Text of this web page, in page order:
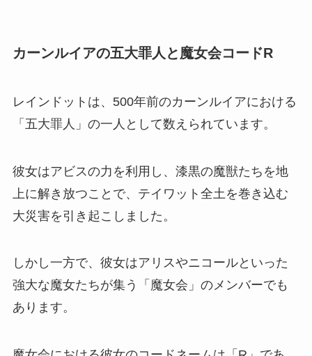
カーンルイアの五大罪人と魔女会コードR
レインドットは、500年前のカーンルイアにおける
「五大罪人」の一人として数えられています。
彼女はアビスの力を利用し、漆黒の魔獣たちを地
上に解き放つことで、テイワット全土を巻き込む
大災害を引き起こしました。
しかし一方で、彼女はアリスやニコールといった
強大な魔女たちが集う「魔女会」のメンバーでも
あります。